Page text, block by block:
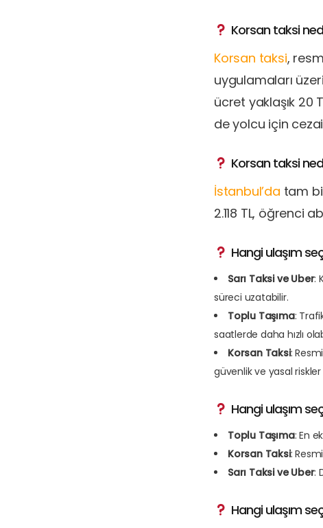
Korsan taksi
Korsan taksi,
uygulamaları
ücret yaklaşık 20
de yolcu için
Korsan taksi
İstanbul’da tam
2.118 TL, öğrenci
Hangi ulaşım
Sarı Taksi ve Uber:
süreci uzatabilir.
Toplu Taşıma:
saatlerde daha hızlı
Korsan Taksi:
güvenlik ve yasal riskler
Hangi ulaşım
Toplu Taşıma: En
Korsan Taksi:
Sarı Taksi ve Uber:
Hangi ulaşım